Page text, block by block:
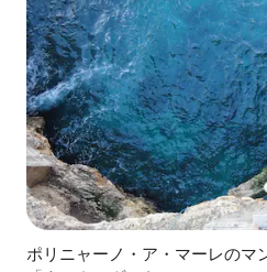
ポリニャーノ・ア・マーレのマ